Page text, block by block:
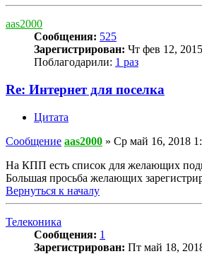
aas2000
Сообщения: 525
Зарегистрирован: Чт фев 12,
Поблагодарили: 1 раз
Re: Интернет для поселка
Цитата
Сообщение aas2000 » Ср май 16, 2018
На КПП есть список для желающих
Большая просьба желающих
Вернуться к началу
Телеконика
Сообщения: 1
Зарегистрирован: Пт май 18,